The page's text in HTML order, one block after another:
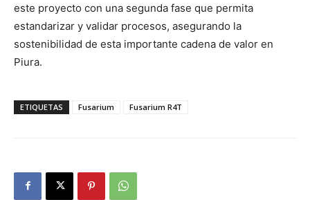
este proyecto con una segunda fase que permita
estandarizar y validar procesos, asegurando la
sostenibilidad de esta importante cadena de valor en
Piura.
ETIQUETAS Fusarium Fusarium R4T